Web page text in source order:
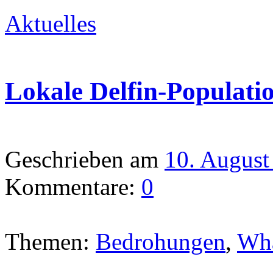
Aktuelles
Lokale Delfin-
Geschrieben am 10.
Kommentare: 0
Themen: Bedrohungen,